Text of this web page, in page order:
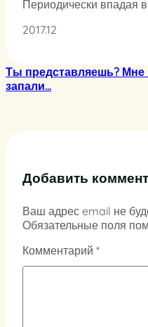
Периодически впадая
2017.12
Ты представляешь? Мне
запали…
Добавить
Ваш адрес email не
Обязательные поля
Комментарий *